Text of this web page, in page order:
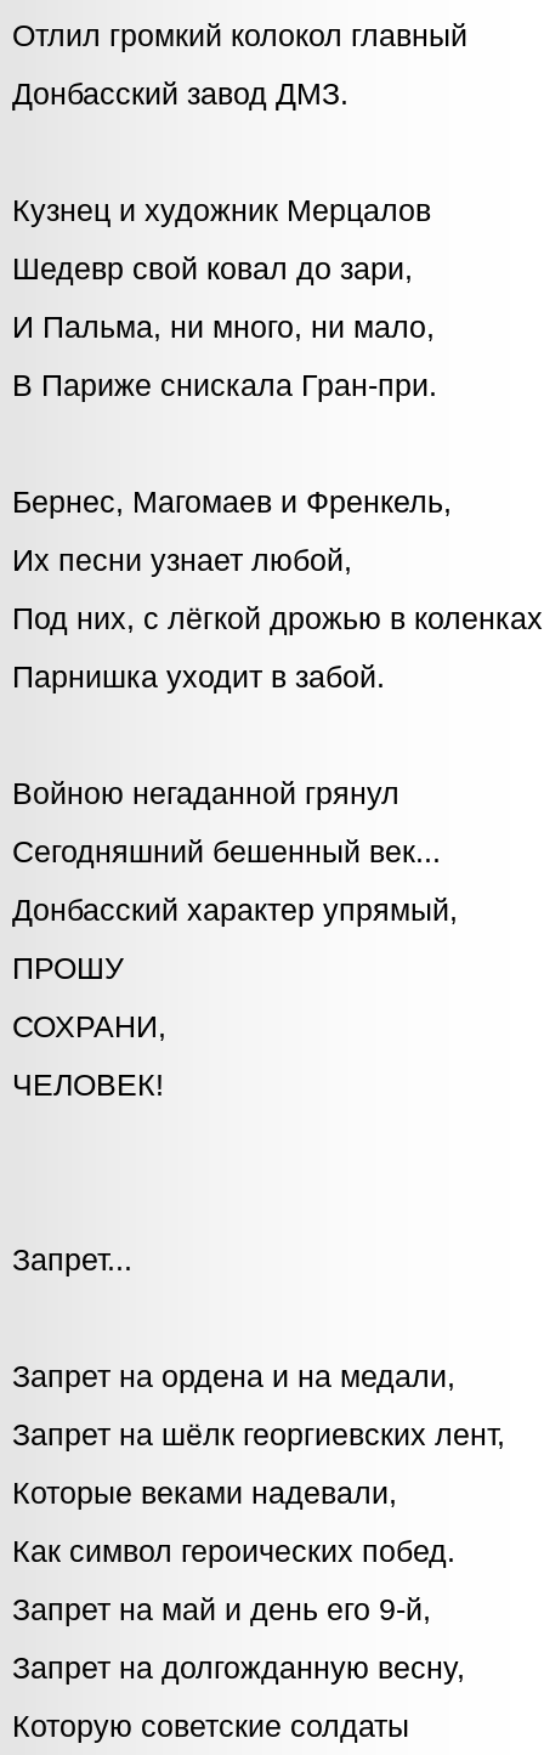
Отлил громкий колокол главный
Донбасский завод ДМЗ.
Кузнец и художник Мерцалов
Шедевр свой ковал до зари,
И Пальма, ни много, ни мало,
В Париже снискала Гран-при.
Бернес, Магомаев и Френкель,
Их песни узнает любой,
Под них, с лёгкой дрожью в
Парнишка уходит в забой.
Войною негаданной грянул
Сегодняшний бешенный век...
Донбасский характер упрямый,
ПРОШУ
СОХРАНИ,
ЧЕЛОВЕК!
Запрет...
Запрет на ордена и на медали,
Запрет на шёлк георгиевских лент,
Которые веками надевали,
Как символ героических побед.
Запрет на май и день его 9-й,
Запрет на долгожданную весну,
Которую советские солдаты